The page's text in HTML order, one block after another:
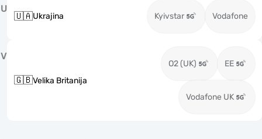
U
🇺🇦Ukrajina Kyivstar Vodafone
V
🇬🇧Velika Britanija
O2 (UK) EE
Vodafone UK